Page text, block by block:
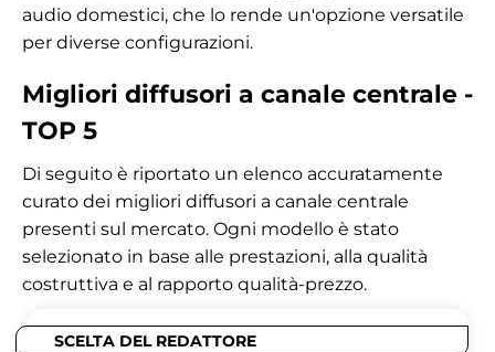
audio domestici, che lo rende un'opzione versatile
per diverse configurazioni.
Migliori diffusori a canale centrale -
TOP 5
Di seguito è riportato un elenco accuratamente
curato dei migliori diffusori a canale centrale
presenti sul mercato. Ogni modello è stato
selezionato in base alle prestazioni, alla qualità
costruttiva e al rapporto qualità-prezzo.
SCELTA DEL REDATTORE